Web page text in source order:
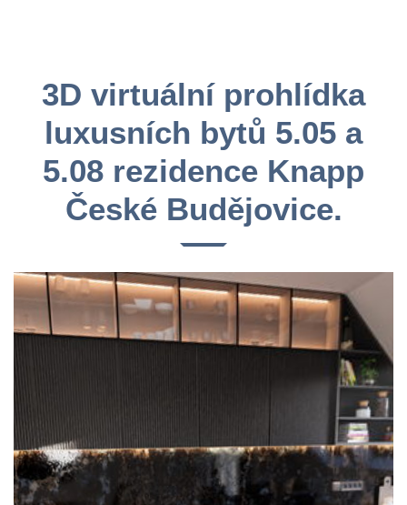
3D virtuální prohlídka
luxusních bytů 5.05 a
5.08 rezidence Knapp
České Budějovice.